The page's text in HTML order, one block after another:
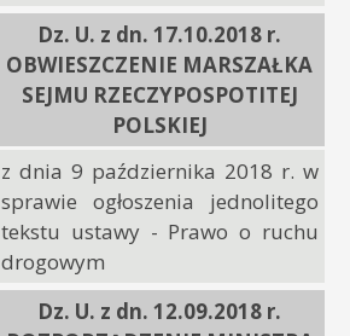
Dz. U. z dn. 17.10.2018 r.
OBWIESZCZENIE MARSZAŁKA
SEJMU RZECZYPOSPOTITEJ
POLSKIEJ
z dnia 9 października 2018 r. w
sprawie ogłoszenia jednolitego
tekstu ustawy - Prawo o ruchu
drogowym
Dz. U. z dn. 12.09.2018 r.